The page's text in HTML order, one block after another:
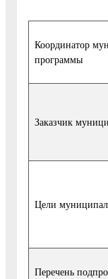
Координатор
программы
Заказчик
Цели
Перечень